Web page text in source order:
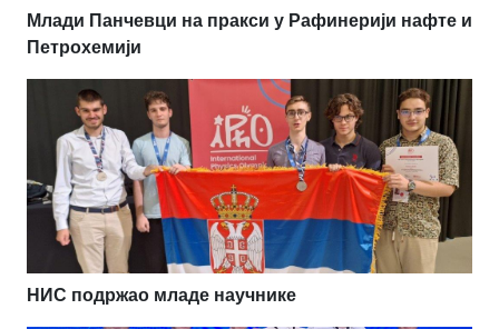
Млади Панчевци на пракси у Рафинерији нафте и
Петрохемији
НИС подржао младе научнике